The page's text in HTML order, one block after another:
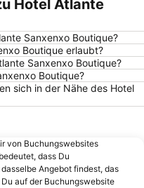
de Panxón
de Baltar
o Mondelo
de Mogor
Hotel Atlante
Sanxenxo Boutique?
Boutique erlaubt?
Sanxenxo Boutique?
Boutique?
sich in der Nähe des Hotel
von Buchungswebsites
dass Du
Angebot findest, das
auf der Buchungswebsite